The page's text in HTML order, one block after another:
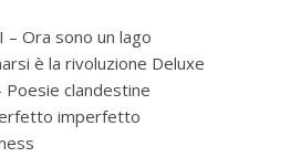
– Ora sono un lago
è la rivoluzione Deluxe
Poesie clandestine
imperfetto